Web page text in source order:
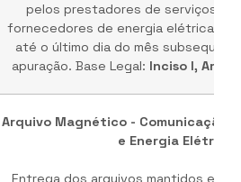
pelos prestadores de serviços de
fornecedores de energia elétrica e
até o último dia do mês
apuração. Base Legal: Inciso I, Art.
Arquivo Magnético - Comunicação,
e Energia Elétrica
Entrega dos arquivos mantidos em